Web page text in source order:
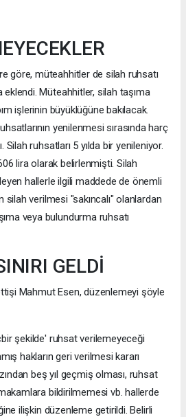
e göre, müteahhitler de silah ruhsatı
eklendi. Müteahhitler, silah taşıma
işlerinin büyüklüğüne bakılacak.
yenilenmesi sırasında harç
Silah ruhsatları 5 yılda bir yenileniyor.
lira olarak belirlenmişti. Silah
hallerle ilgili maddede de önemli
silah verilmesi "sakıncalı" olanlardan
veya bulundurma ruhsatı
GELDİ
Mahmut Esen, düzenlemeyi şöyle
şekilde' ruhsat verilemeyeceği
hakların geri verilmesi kararı
beş yıl geçmiş olması, ruhsat
bildirilmemesi vb. hallerde
ilişkin düzenleme getirildi. Belirli